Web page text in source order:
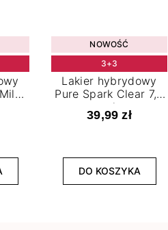
NOWOŚĆ
3+3
Lakier hybrydowy
Pure Spark Clear 7,2
ml
39,99 zł
DO KOSZYKA